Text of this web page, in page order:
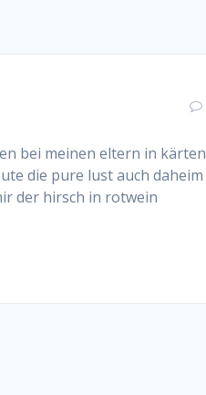
bei meinen eltern in kärten
die pure lust auch daheim
der hirsch in rotwein